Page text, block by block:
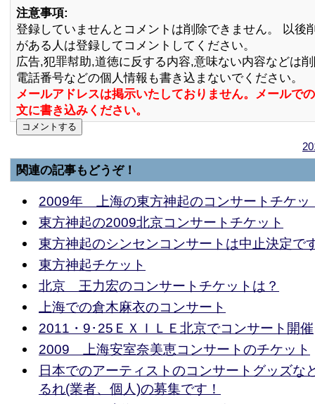
注意事項:
登録していませんとコメントは削除できません。 以後
がある人は登録してコメントしてください。
広告,犯罪幇助,道徳に反する内容,意味ない内容などは
電話番号などの個人情報も書き込まないでください。
メールアドレスは掲示いたしておりません。メールで
文に書き込みください。
関連の記事もどうぞ！
2009年 上海の東方神起のコンサートチケッ
東方神起の2009北京コンサートチケット
東方神起のシンセンコンサートは中止決定で
東方神起チケット
北京 王力宏のコンサートチケットは？
上海での倉木麻衣のコンサート
2011・9･25ＥＸＩＬＥ北京でコンサート開催
2009 上海安室奈美恵コンサートのチケット
日本でのアーティストのコンサートグッズな
るれ(業者、個人)の募集です！